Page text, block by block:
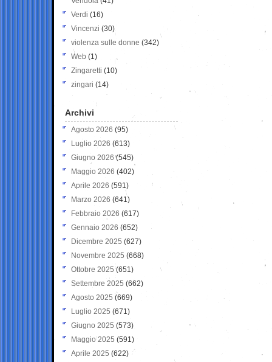
Verdi (16)
Vincenzi (30)
violenza sulle donne (342)
Web (1)
Zingaretti (10)
zingari (14)
Archivi
Agosto 2026 (95)
Luglio 2026 (613)
Giugno 2026 (545)
Maggio 2026 (402)
Aprile 2026 (591)
Marzo 2026 (641)
Febbraio 2026 (617)
Gennaio 2026 (652)
Dicembre 2025 (627)
Novembre 2025 (668)
Ottobre 2025 (651)
Settembre 2025 (662)
Agosto 2025 (669)
Luglio 2025 (671)
Giugno 2025 (573)
Maggio 2025 (591)
Aprile 2025 (622)